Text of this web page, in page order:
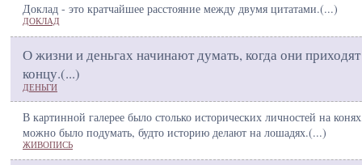
Доклад - это кратчайшее расстояние между двумя цитатами.(...)
ДОКЛАД
О жизни и деньгах начинают думать, когда они
концу.(...)
ДЕНЬГИ
В картинной галерее было столько исторических личностей на
можно было подумать, будто историю делают на лошадях.(...)
ЖИВОПИСЬ